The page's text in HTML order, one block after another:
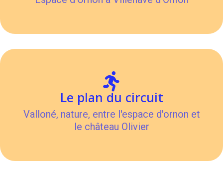
Le plan du circuit
Valloné, nature, entre l'espace d'ornon et
le château Olivier